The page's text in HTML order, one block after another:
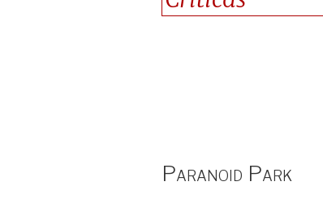
Paranoid Park